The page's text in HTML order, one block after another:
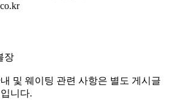
장
및 웨이팅 관련 사항은 별도 게시글
니다.